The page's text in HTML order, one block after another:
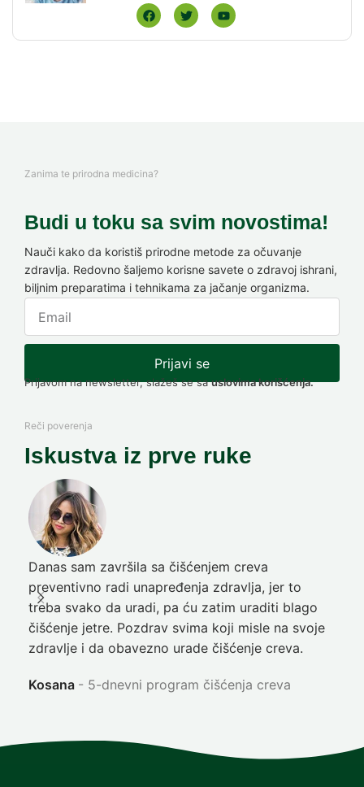
Zanima te prirodna medicina?
Budi u toku sa svim novostima!
Nauči kako da koristiš prirodne metode za očuvanje
zdravlja. Redovno šaljemo korisne savete o zdravoj ishrani,
biljnim preparatima i tehnikama za jačanje organizma.
Prijavi se
Prijavom na newsletter, slažeš se sauslovima korišćenja.
Reči poverenja
Iskustva iz prve ruke
Danas sam završila sa čišćenjem creva
preventivno radi unapređenja zdravlja, jer to
treba svako da uradi, pa ću zatim uraditi blago
čišćenje jetre. Pozdrav svima koji misle na svoje
zdravlje i da obavezno urade čišćenje creva.
Kosana 5-dnevni program čišćenja creva